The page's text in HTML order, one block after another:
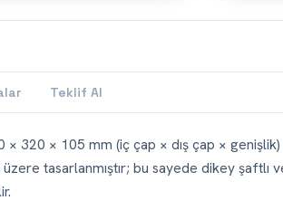
Teklif Al
× 320 × 105 mm (iç çap × dış çap ×
tasarlanmıştır; bu sayede dikey şaftlı